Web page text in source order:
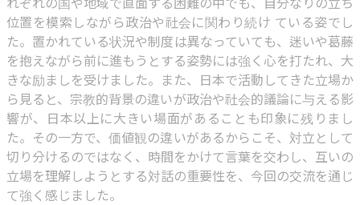
位置を模索しながら政治や社会に関わり続け ている姿でし
た。置かれている状況や制度は異なっていても、迷いや葛藤
を抱えながら前に進もうとする姿勢には強く心を打たれ、大
きな励ましを受けました。また、日本で活動してきた立場か
ら見ると、宗教的背景の違いが政治や社会的議論に与える影
響が、日本以上に大きい場面があることも印象に残りまし
た。その一方で、価値観の違いがあるからこそ、対立として
切り分けるのではなく、時間をかけて言葉を交わし、互いの
立場を理解しようとする対話の重要性を、今回の交流を通じ
て強く感じました。